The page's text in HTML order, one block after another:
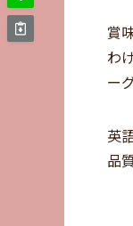
賞
わ
ー
英
品